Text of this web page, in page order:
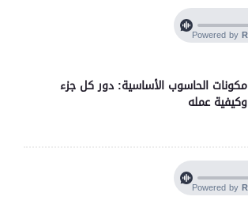
مكونات الحاسوب الأساسية: دور كل جزء
وكيفية عمله